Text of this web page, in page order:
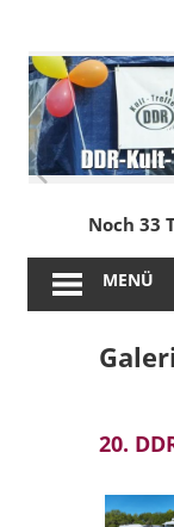
springen
Noch 33
MENÜ
20.